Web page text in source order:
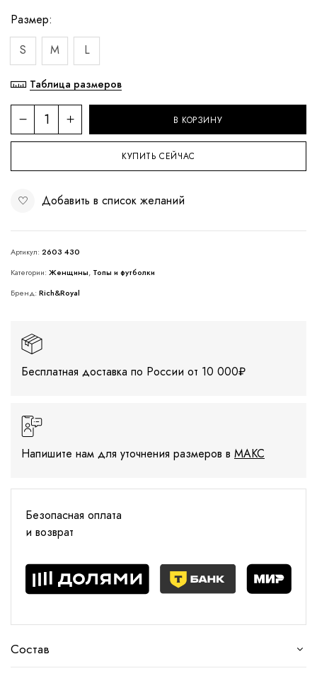
Размер
S
M L
Таблица размеров
В КОРЗИНУ
КУПИТЬ СЕЙЧАС
Добавить в список желаний
Артикул: 2603 430
Категории: Женщины, Топы и футболки
Бренд: Rich&Royal
Бесплатная доставка по России от 10 000₽
Напишите нам для уточнения размеров в МАКС
Безопасная оплата
и возврат
Состав